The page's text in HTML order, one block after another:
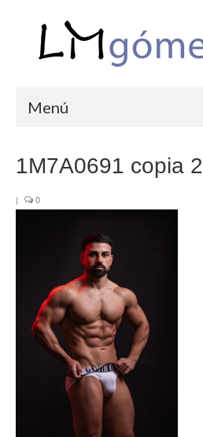
Menú
COMUNIONES
CORPORATIVAS
SEMANA SANTA
BLOG
SOBRE LM
CONTACTO
1M7A0691 copia 2
| 0